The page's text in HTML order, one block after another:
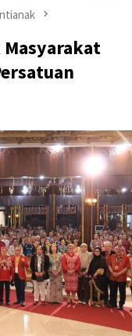
Masyarakat